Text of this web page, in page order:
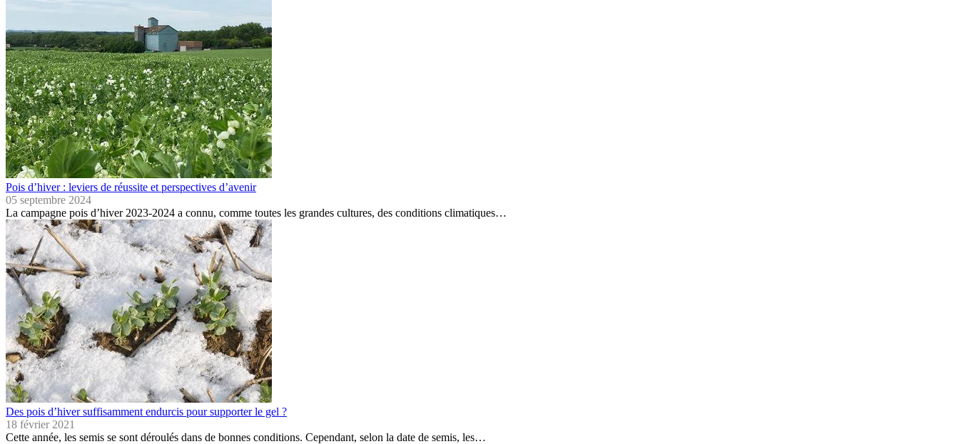
Pois d’hiver : leviers de réussite et perspectives d’avenir
05 septembre 2024
La campagne pois d’hiver 2023-2024 a connu, comme toutes les grandes cultures, des conditions climatiques…
Des pois d’hiver suffisamment endurcis pour supporter le gel ?
18 février 2021
Cette année, les semis se sont déroulés dans de bonnes conditions. Cependant, selon la date de semis, les…